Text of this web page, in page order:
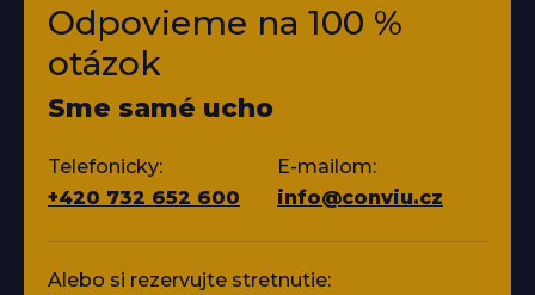
Odpovieme na 100 %
otázok
Sme samé ucho
Telefonicky:
+420 732 652 600
E-mailom:
info@conviu.cz
Alebo si rezervujte stretnutie: